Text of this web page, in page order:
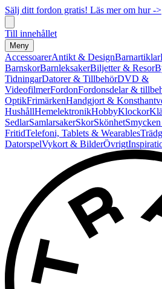
Sälj ditt fordon gratis! Läs mer om hur ->
Till innehållet
Meny
AccessoarerAntikt & DesignBarnartiklar
BarnskorBarnleksakerBiljetter & Resor
TidningarDatorer & TillbehörDVD &
VideofilmerFordonFordonsdelar &
OptikFrimärkenHandgjort &
HushållHemelektronikHobbyKlockor
SedlarSamlarsakerSkorSkönhet
FritidTelefoni, Tablets & Wearables
DatorspelVykort & BilderÖvrigt